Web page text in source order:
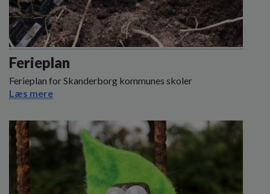
Ferieplan
Ferieplan for Skanderborg kommunes skoler
Læs mere